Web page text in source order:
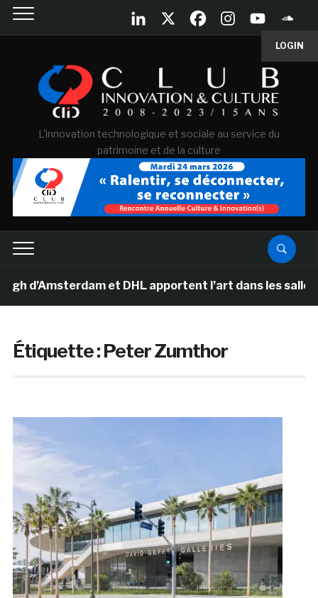
LOGIN
L'innovation technologique et sociale au service du
patrimoine et de la culture
et DHL apportent l’art dans les salles de
Étiquette :Peter Zumthor